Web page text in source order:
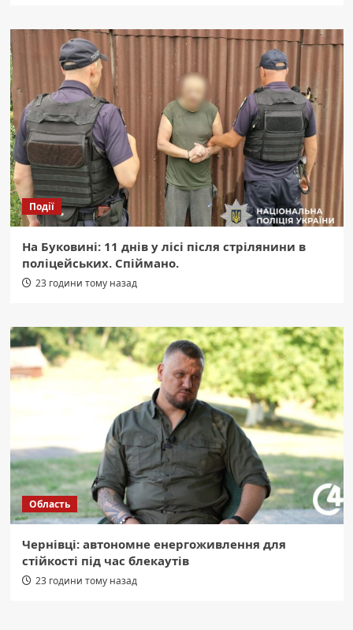
Події
На Буковині: 11 днів у лісі після стрілянини в
поліцейських. Спіймано.
23 години тому назад
Область
Чернівці: автономне енергоживлення для
стійкості під час блекаутів
23 години тому назад